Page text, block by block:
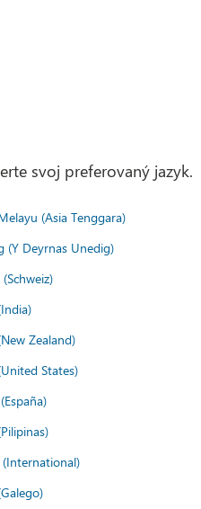
svoj preferovaný jazyk.
(Asia Tenggara)
(Y Deyrnas Unedig)
Zealand)
States)
(International)